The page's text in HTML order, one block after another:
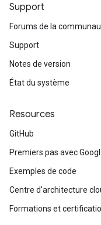
Support
Forums de la
Support
Notes de version
État du système
Resources
GitHub
Premiers pas avec
Exemples de code
Centre d'architecture
Formations et